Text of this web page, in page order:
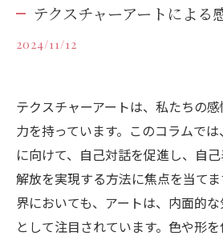
テクスチャーアートによる
2024/11/12
テクスチャーアートは、私たちの
力を持っています。このコラムで
に向けて、自己対話を促進し、自
解放を実現する方法に焦点を当て
界においても、アートは、内面的
として注目されています。色や形